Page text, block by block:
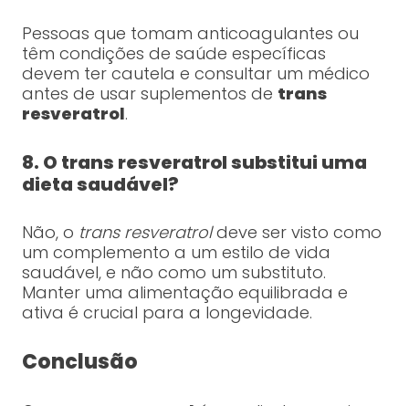
Pessoas que tomam anticoagulantes ou
têm condições de saúde específicas
devem ter cautela e consultar um médico
antes de usar suplementos de trans
resveratrol.
8. O trans resveratrol substitui uma
dieta saudável?
Não, o trans resveratroldeve ser visto como
um complemento a um estilo de vida
saudável, e não como um substituto.
Manter uma alimentação equilibrada e
ativa é crucial para a longevidade.
Conclusão